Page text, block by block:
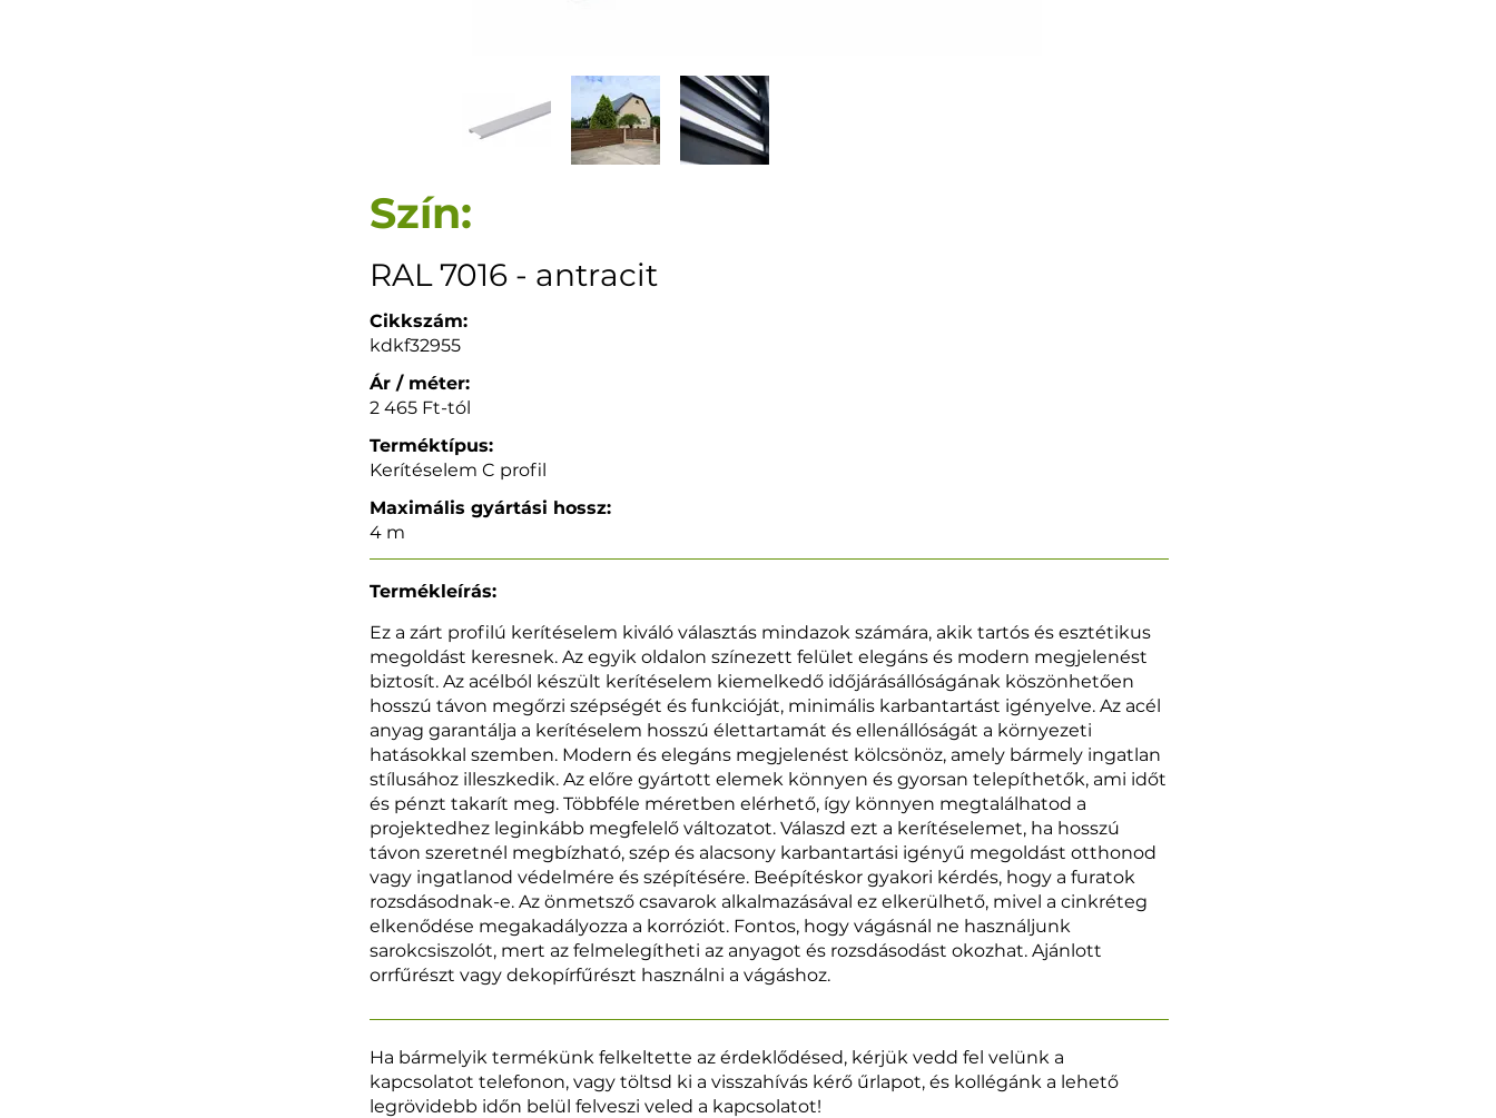
Szín:
RAL 7016 - antracit
Cikkszám:
kdkf32955
Ár / méter:
2 465 Ft-tól
Terméktípus:
Kerítéselem C profil
Maximális gyártási hossz:
4 m
Termékleírás:
Ez a zárt profilú kerítéselem kiváló választás mindazok számára, akik tartós és esztétikus
megoldást keresnek. Az egyik oldalon színezett felület elegáns és modern megjelenést
biztosít. Az acélból készült kerítéselem kiemelkedő időjárásállóságának köszönhetően
hosszú távon megőrzi szépségét és funkcióját, minimális karbantartást igényelve. Az acél
anyag garantálja a kerítéselem hosszú élettartamát és ellenállóságát a környezeti
hatásokkal szemben. Modern és elegáns megjelenést kölcsönöz, amely bármely ingatlan
stílusához illeszkedik. Az előre gyártott elemek könnyen és gyorsan telepíthetők, ami időt
és pénzt takarít meg. Többféle méretben elérhető, így könnyen megtalálhatod a
projektedhez leginkább megfelelő változatot. Válaszd ezt a kerítéselemet, ha hosszú
távon szeretnél megbízható, szép és alacsony karbantartási igényű megoldást otthonod
vagy ingatlanod védelmére és szépítésére. Beépítéskor gyakori kérdés, hogy a furatok
rozsdásodnak-e. Az önmetsző csavarok alkalmazásával ez elkerülhető, mivel a cinkréteg
elkenődése megakadályozza a korróziót. Fontos, hogy vágásnál ne használjunk
sarokcsiszolót, mert az felmelegítheti az anyagot és rozsdásodást okozhat. Ajánlott
orrfűrészt vagy dekopírfűrészt használni a vágáshoz.
Ha bármelyik termékünk felkeltette az érdeklődésed, kérjük vedd fel velünk a
kapcsolatot telefonon, vagy töltsd ki a visszahívás kérő űrlapot, és kollégánk a lehető
legrövidebb időn belül felveszi veled a kapcsolatot!